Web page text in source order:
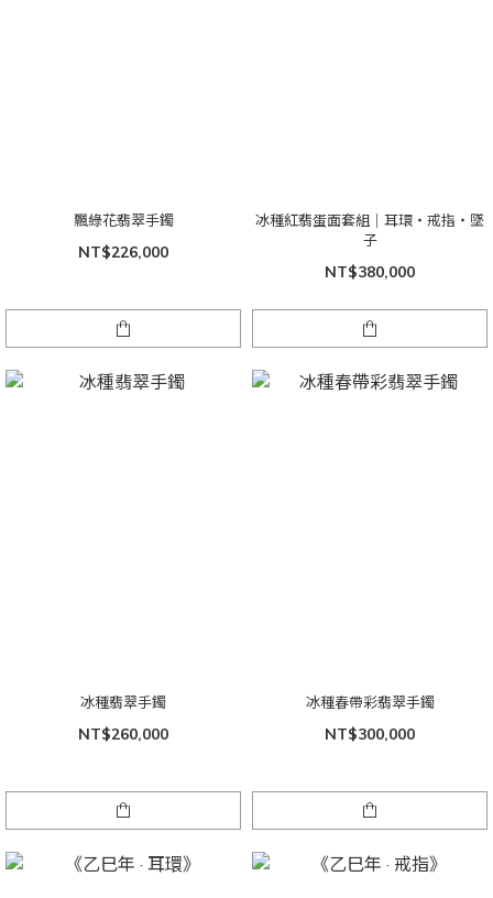
飄綠花翡翠手鐲
NT$226,000
冰種紅翡蛋面套組｜耳環・戒指・墜
子
NT$380,000
冰種翡翠手鐲
NT$260,000
冰種春帶彩翡翠手鐲
NT$300,000